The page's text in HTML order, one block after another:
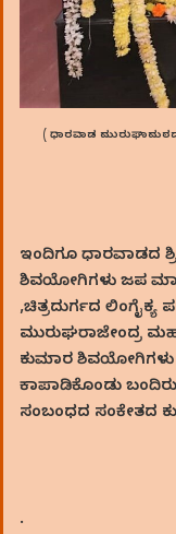
( ಧಾರವಾಡ
ಇಂದಿಗೂ ಧಾರವಾಡದ
ಶಿವಯೋಗಿಗಳು ಜಪ
,ಚಿತ್ರದುರ್ಗದ ಲಿಂಗೈಕ್ಯ
ಮುರುಘರಾಜೇಂದ್ರ
ಕುಮಾರ ಶಿವಯೋಗಿಗಳು
ಕಾಪಾಡಿಕೊಂಡು
ಸಂಬಂಧದ ಸಂಕೇತದ
.